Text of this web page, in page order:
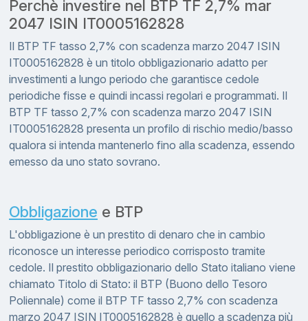
Perchè investire nel BTP TF 2,7% mar
2047 ISIN IT0005162828
Il BTP TF tasso 2,7% con scadenza marzo 2047 ISIN
IT0005162828 è un titolo obbligazionario adatto per
investimenti a lungo periodo che garantisce cedole
periodiche fisse e quindi incassi regolari e programmati. Il
BTP TF tasso 2,7% con scadenza marzo 2047 ISIN
IT0005162828 presenta un profilo di rischio medio/basso
qualora si intenda mantenerlo fino alla scadenza, essendo
emesso da uno stato sovrano.
Obbligazione e BTP
L'obbligazione è un prestito di denaro che in cambio
riconosce un interesse periodico corrisposto tramite
cedole. Il prestito obbligazionario dello Stato italiano viene
chiamato Titolo di Stato: il BTP (Buono dello Tesoro
Poliennale) come il BTP TF tasso 2,7% con scadenza
marzo 2047 ISIN IT0005162828 è quello a scadenza più